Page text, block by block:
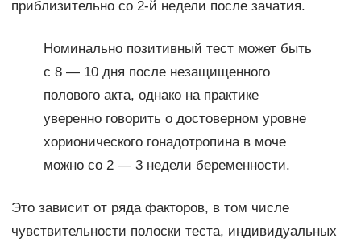
приблизительно со 2-й недели после зачатия.
Номинально позитивный тест может быть
с 8 — 10 дня после незащищенного
полового акта, однако на практике
уверенно говорить о достоверном уровне
хорионического гонадотропина в моче
можно со 2 — 3 недели беременности.
Это зависит от ряда факторов, в том числе
чувствительности полоски теста, индивидуальных